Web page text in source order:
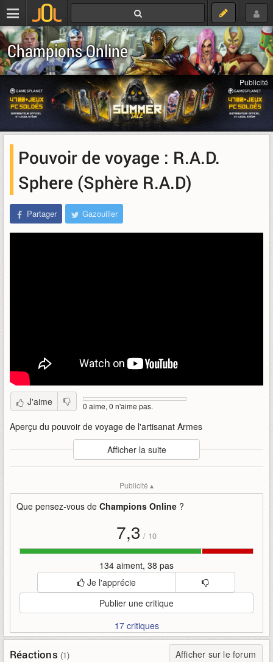
Champions Online
Publicité
Pouvoir de voyage : R.A.D.
Sphere (Sphère R.A.D)
Partager Gazouiller
J'aime 0 aime, 0 n'aime pas.
Aperçu du pouvoir de voyage de l'artisanat Armes
Auteur
jchampiononline
: LorDragon
Afficher la suite
Publicité ▴
Que pensez-vous de Champions Online ?
7,3 / 10
134 aiment, 38 pas
Je l'apprécie
Publier une critique
17 critiques
Réactions (1) Afficher sur le forum